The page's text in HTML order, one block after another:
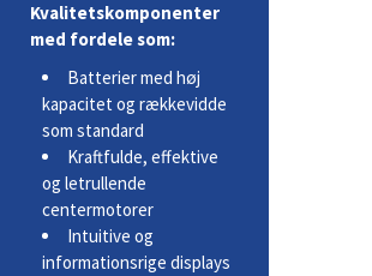
Kvalitetskomponenter
med fordele som:
Batterier med høj
kapacitet og rækkevidde
som standard
Kraftfulde, effektive
og letrullende
centermotorer
Intuitive og
informationsrige displays